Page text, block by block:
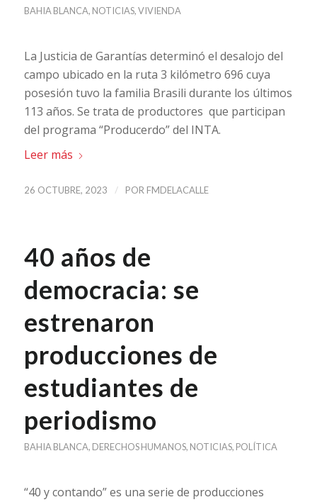
BAHIA BLANCA, NOTICIAS,VIVIENDA
La Justicia de Garantías determinó el desalojo del
campo ubicado en la ruta 3 kilómetro 696 cuya
posesión tuvo la familia Brasili durante los últimos
113 años. Se trata de productores que participan
del programa “Producerdo” del INTA.
Leer más
26 OCTUBRE, 2023 / POR FMDELACALLE
40 años de
democracia: se
estrenaron
producciones de
estudiantes de
periodismo
BAHIA BLANCA, DERECHOS HUMANOS, NOTICIAS, POLÍTICA
“40 y contando” es una serie de producciones